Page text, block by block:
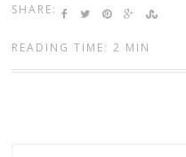
SHARE:
READING TIME: 2 MIN